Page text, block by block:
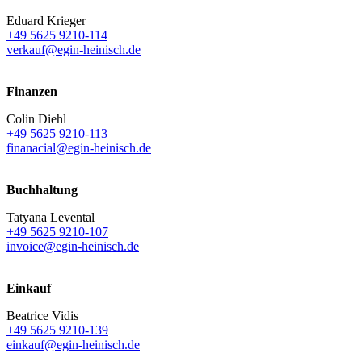
Eduard Krieger
+49 5625 9210-114
verkauf@egin-heinisch.de
Finanzen
Colin Diehl
+49 5625 9210-113
finanacial@egin-heinisch.de
Buchhaltung
Tatyana Levental
+49 5625 9210-107
invoice@egin-heinisch.de
Einkauf
Beatrice Vidis
+49 5625 9210-139
einkauf@egin-heinisch.de